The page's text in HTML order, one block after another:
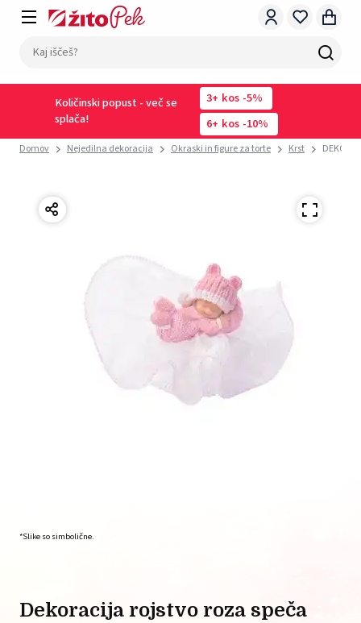
Količinski popust - več se
splača!
3 kos -5%
6
kos -10%
Domov Nejedilna dekoracija Okraski in figure za torte Krst
*Slike so simbolične.
dekoracija rojstvo roza speča